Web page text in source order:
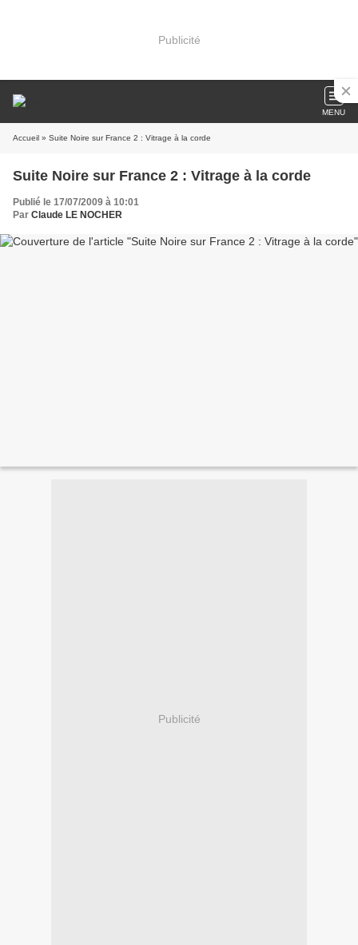
Publicité
MENU
Accueil » Suite Noire sur France 2 : Vitrage à la corde
Suite Noire sur France 2 : Vitrage à la corde
Publié le 17/07/2009 à 10:01
Par Claude LE NOCHER
Publicité